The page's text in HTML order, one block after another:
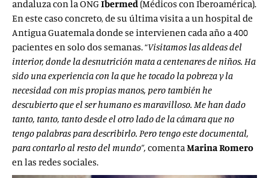
andaluza con la ONGIbermed (Médicos con Iberoamérica).
En este caso concreto, de su última visita a un hospital de
Antigua Guatemala donde se intervienen cada año a 400
pacientes en solo dos semanas. “Visitamos las aldeas del
interior, donde la desnutrición mata a centenares de niños. Ha
sido una experiencia con la que he tocado la pobreza y la
necesidad con mis propias manos, pero también he
descubierto que el ser humano es maravilloso. Me han dado
tanto, tanto, tanto desde el otro lado de la cámara que no
tengo palabras para describirlo. Pero tengo este documental,
para contarlo al resto del mundo”, comentaMarina Romero
en las redes sociales.